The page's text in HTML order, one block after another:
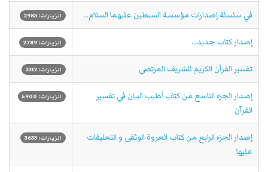
في سلسلة إصدارات مؤسسة السبطين عليهما السلام... الزيارات: 2983
إصدار كتاب جديد... الزيارات: 2789
تفسير القرآن الكريم للشريف المرتضى الزيارات: 3312
إصدار الجزء التاسع من كتاب أطيب البيان في تفسير
القرآن
الزيارات: 5900
إصدار الجزء الرابع من كتاب العروة الوثقى و التعليقات
عليها
الزيارات: 3633